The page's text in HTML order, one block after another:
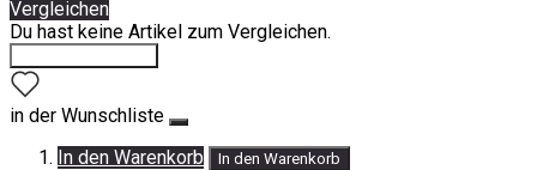
Vergleichen
Du hast keine Artikel zum Vergleichen.
in der Wunschliste
In den Warenkorb
In den Warenkorb